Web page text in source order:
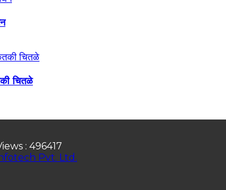
चितळे
: 496417
Pvt. Ltd.